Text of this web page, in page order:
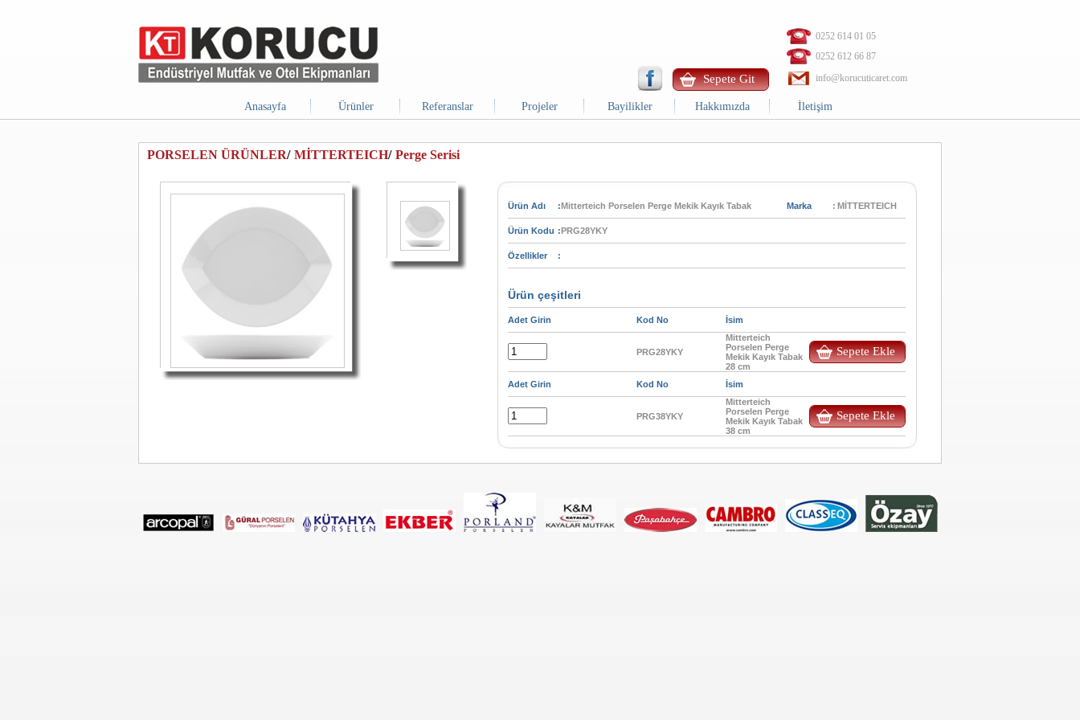
Sepete Git
0252 614 01 05
0252 612 66 87
info@korucuticaret.com
Anasayfa Ürünler Referanslar Projeler Bayilikler Hakkımızda İletişim
PORSELEN ÜRÜNLER/ MİTTERTEICH/ Perge Serisi
Ürün Adı :Mitterteich Porselen Perge Mekik Kayık Tabak Marka : MİTTERTEICH
Ürün Kodu :PRG28YKY
Özellikler :
Ürün çeşitleri
Adet Girin Kod No İsim
PRG28YKY
Mitterteich
Porselen Perge
Mekik Kayık Tabak
28 cm
Sepete Ekle
Adet Girin Kod No İsim
PRG38YKY
Mitterteich
Porselen Perge
Mekik Kayık Tabak
38 cm
Sepete Ekle